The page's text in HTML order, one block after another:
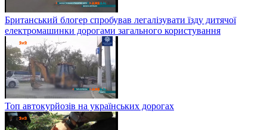
Британський блогер спробував легалізувати їзду дитячої
електромашинки дорогами загального користування
Топ автокурйозів на українських дорогах